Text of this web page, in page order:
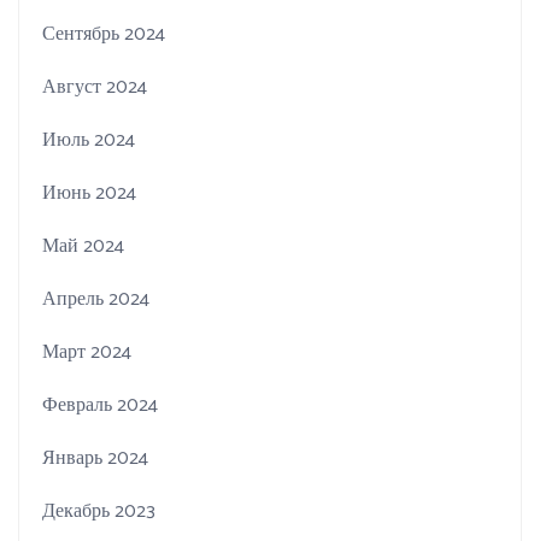
Сентябрь 2024
Август 2024
Июль 2024
Июнь 2024
Май 2024
Апрель 2024
Март 2024
Февраль 2024
Январь 2024
Декабрь 2023